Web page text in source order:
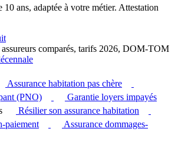
ans, adaptée à votre métier. Attestation
comparés, tarifs 2026, DOM-TOM
Assurance habitation pas chère
(PNO)
Garantie loyers impayés
Résilier son assurance habitation
paiement
Assurance dommages-